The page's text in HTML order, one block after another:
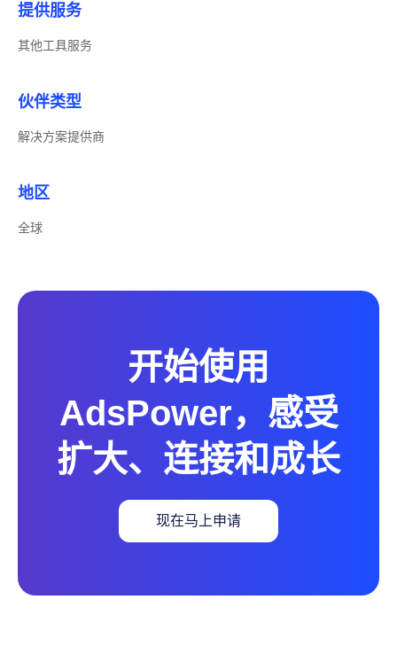
提供服务
其他工具服务
伙伴类型
解决方案提供商
地区
全球
开始使用
AdsPower，感受
扩大、连接和成长
现在马上申请